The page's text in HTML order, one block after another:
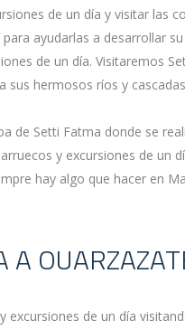
de un día y visitar las
ayudarlas a desarrollar
de un día. Visitaremos
sus hermosos ríos y
de Setti Fatma donde se
y excursiones de un
hay algo que hacer en
A
de un día